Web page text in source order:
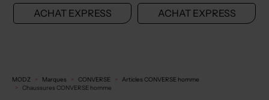
ACHAT EXPRESS ACHAT EXPRESS
MODZ Marques CONVERSE
Articles CONVERSE homme
Chaussures CONVERSE homme